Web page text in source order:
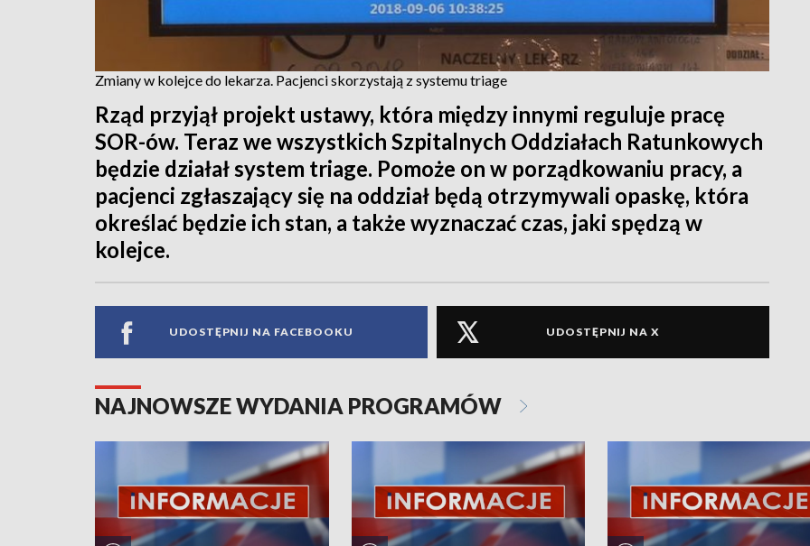
Zmiany w kolejce do lekarza. Pacjenci skorzystają z systemu triage
Rząd przyjął projekt ustawy, która między innymi reguluje pracę
SOR-ów. Teraz we wszystkich Szpitalnych Oddziałach Ratunkowych
będzie działał system triage. Pomoże on w porządkowaniu pracy, a
pacjenci zgłaszający się na oddział będą otrzymywali opaskę, która
określać będzie ich stan, a także wyznaczać czas, jaki spędzą w
kolejce.
UDOSTĘPNIJ NA FACEBOOKU UDOSTĘPNIJ NA X
NAJNOWSZE WYDANIA PROGRAMÓW